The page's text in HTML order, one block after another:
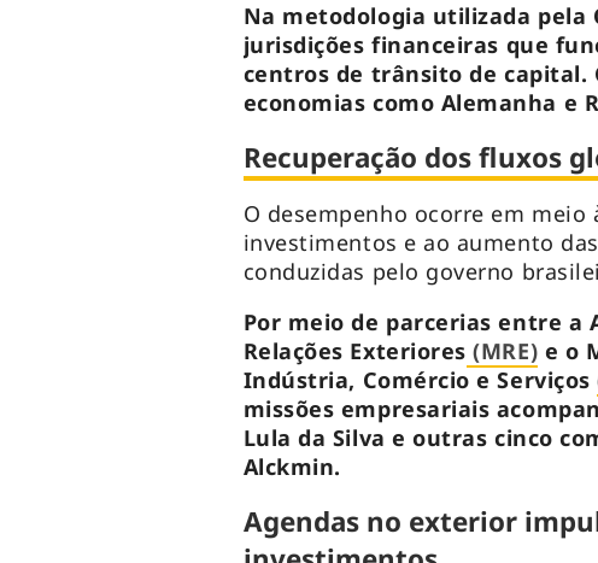
Na metodologia utilizada pela
jurisdições financeiras que
centros de trânsito de capital.
economias como Alemanha e
Recuperação dos fluxos
O desempenho ocorre em
investimentos e ao aumento
conduzidas pelo governo
Por meio de parcerias entre a
Relações Exteriores (MRE) e o
Indústria, Comércio e Serviços
missões empresariais
Lula da Silva e outras cinco
Alckmin.
Agendas no exterior